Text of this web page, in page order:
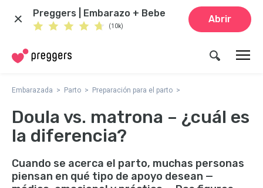
Preggers | Embarazo + Bebe
(10k)
Abrir
Embarazada Parto Preparación para el parto
Doula vs. matrona – ¿cuál es
la diferencia?
Cuando se acerca el parto, muchas personas
piensan en qué tipo de apoyo desean —